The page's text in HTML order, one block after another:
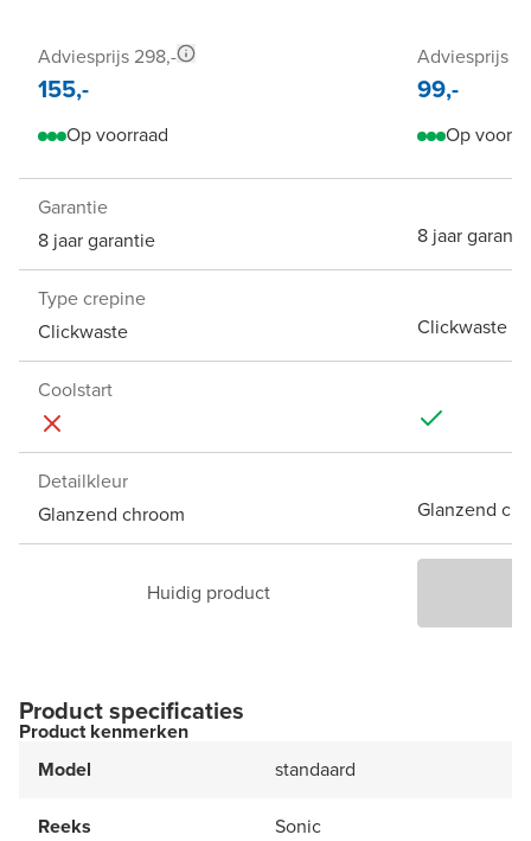
Adviesprijs 298,-
155,-
Op voorraad
Adviesprijs
99,-
Op
Garantie
8 jaar garantie
8 jaar
Type crepine
Clickwaste
Clickwaste
Coolstart
Detailkleur
Glanzend chroom
Glanzend
Huidig product
Product specificaties
Product kenmerken
Model
standaard
Reeks Sonic